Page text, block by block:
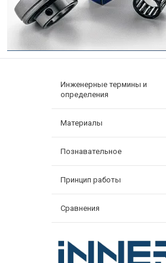
Инженерные термины и
определения
Материалы
Познавательное
Принцип работы
Сравнения